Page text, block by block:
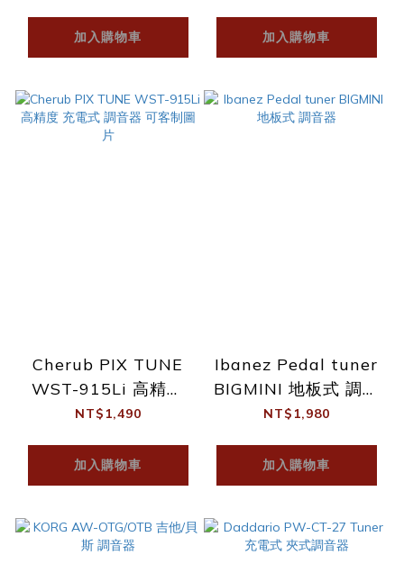
加入購物車 加入購物車
Cherub PIX TUNE
WST-915Li 高精度
充電式 調音器 可客制
NT$1,490
加入購物車
Ibanez Pedal tuner
BIGMINI 地板式 調音
器
NT$1,980
加入購物車